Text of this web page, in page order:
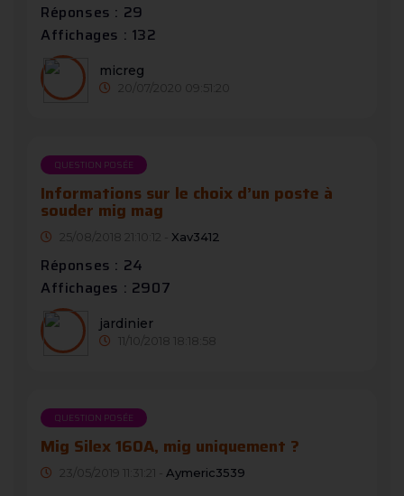
Réponses : 29
Affichages : 132
micreg
20/07/2020 09:51:20
QUESTION POSÉE
Informations sur le choix d’un poste à
souder mig mag
25/08/2018 21:10:12 - Xav3412
Réponses : 24
Affichages : 2907
jardinier
11/10/2018 18:18:58
QUESTION POSÉE
Mig Silex 160A, mig uniquement ?
23/05/2019 11:31:21 - Aymeric3539